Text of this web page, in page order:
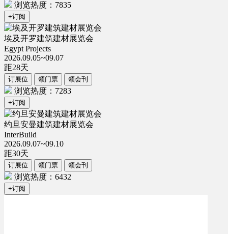
浏览热度：7835
+订阅
埃及开罗建筑建材展览会
Egypt Projects
2026.09.05~09.07
距28天
订展位 领门票 领会刊
浏览热度：7283
+订阅
约旦安曼建筑建材展览会
InterBuild
2026.09.07~09.10
距30天
订展位 领门票 领会刊
浏览热度：6432
+订阅